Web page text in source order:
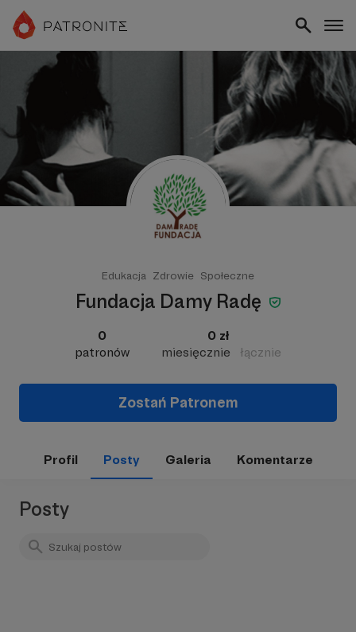
Edukacja Zdrowie Społeczne
Fundacja Damy Radę
0
patronów
0 zł
miesięcznie
łącznie
Zostań Patronem
Profil Posty Galeria Komentarze
Posty